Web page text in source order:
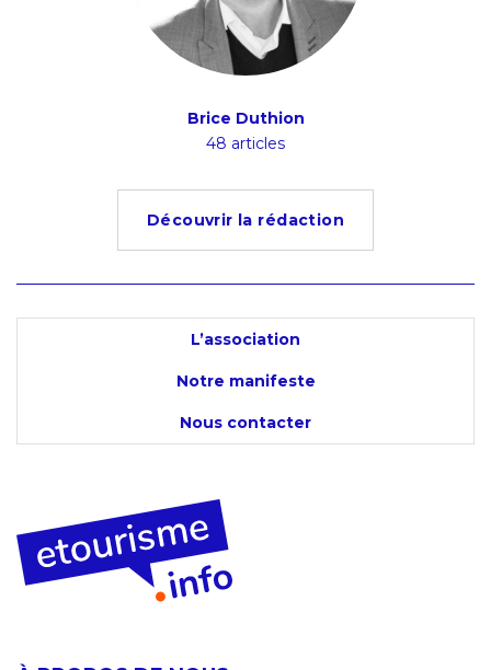
Brice Duthion
48 articles
Découvrir la rédaction
L’association
Notre manifeste
Nous contacter